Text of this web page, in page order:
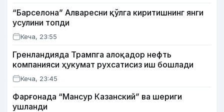
“Барселона” Алваресни қўлга киритишнинг янги
усулини топди
Кеча, 23:55
Гренландияда Трампга алоқадор нефть
компанияси ҳукумат рухсатисиз иш бошлади
Кеча, 23:45
Фарғонада “Мансур Казанский” ва шериги
ушланди